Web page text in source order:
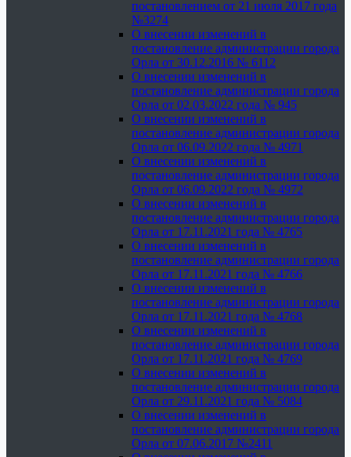
постановлением от 21 июля 2017 года
№3274
О внесении изменений в
постановление администрации города
Орла от 30.12.2016 № 6112
О внесении изменений в
постановление администрации города
Орла от 02.03.2022 года № 945
О внесении изменений в
постановление администрации города
Орла от 06.09.2022 года № 4971
О внесении изменений в
постановление администрации города
Орла от 06.09.2022 года № 4972
О внесении изменений в
постановление администрации города
Орла от 17.11.2021 года № 4765
О внесении изменений в
постановление администрации города
Орла от 17.11.2021 года № 4766
О внесении изменений в
постановление администрации города
Орла от 17.11.2021 года № 4768
О внесении изменений в
постановление администрации города
Орла от 17.11.2021 года № 4769
О внесении изменений в
постановление администрации города
Орла от 29.11.2021 года № 5084
О внесении изменений в
постановление администрации города
Орла от 07.06.2017 №2411